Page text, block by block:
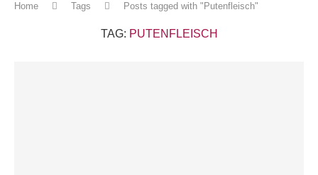
Home Tags Posts tagged with "Putenfleisch"
TAG: PUTENFLEISCH